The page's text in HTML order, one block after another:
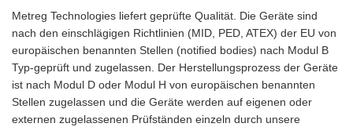
Metreg Technologies liefert geprüfte Qualität. Die Geräte sind
nach den einschlägigen Richtlinien (MID, PED, ATEX) der EU von
europäischen benannten Stellen (notified bodies) nach Modul B
Typ-geprüft und zugelassen. Der Herstellungsprozess der Geräte
ist nach Modul D oder Modul H von europäischen benannten
Stellen zugelassen und die Geräte werden auf eigenen oder
externen zugelassenen Prüfständen einzeln durch unsere